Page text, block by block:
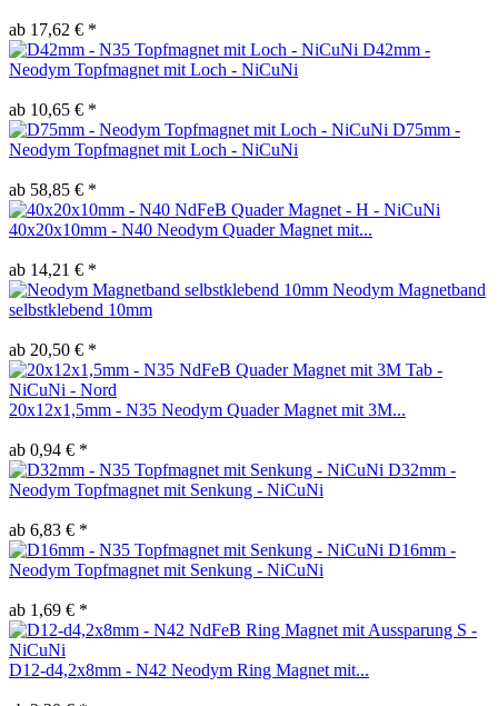
ab 17,62 € *
D42mm -
Neodym Topfmagnet mit Loch - NiCuNi
ab 10,65 € *
D75mm -
Neodym Topfmagnet mit Loch - NiCuNi
ab 58,85 € *
40x20x10mm - N40 Neodym Quader Magnet mit...
ab 14,21 € *
Neodym Magnetband
selbstklebend 10mm
ab 20,50 € *
20x12x1,5mm - N35 Neodym Quader Magnet mit 3M...
ab 0,94 € *
D32mm -
Neodym Topfmagnet mit Senkung - NiCuNi
ab 6,83 € *
D16mm -
Neodym Topfmagnet mit Senkung - NiCuNi
ab 1,69 € *
D12-d4,2x8mm - N42 Neodym Ring Magnet mit...